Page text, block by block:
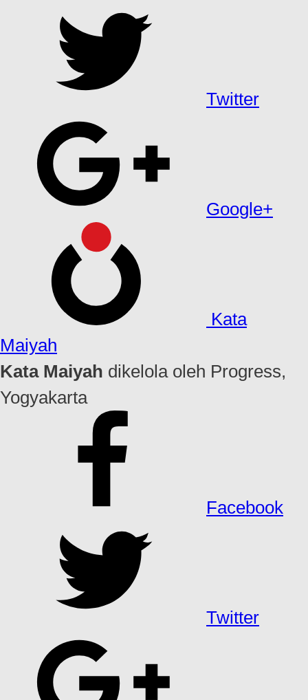
Twitter
Google+
Kata
Maiyah
Kata Maiyah dikelola oleh Progress,
Yogyakarta
Facebook
Twitter